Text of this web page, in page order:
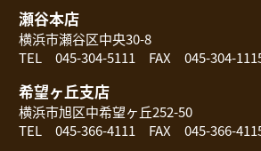
瀬谷本店
横浜市瀬谷区中央30-8
TEL 045-304-5111 FAX 045-304-
希望ヶ丘支店
横浜市旭区中希望ヶ丘252-50
TEL 045-366-4111 FAX 045-366-